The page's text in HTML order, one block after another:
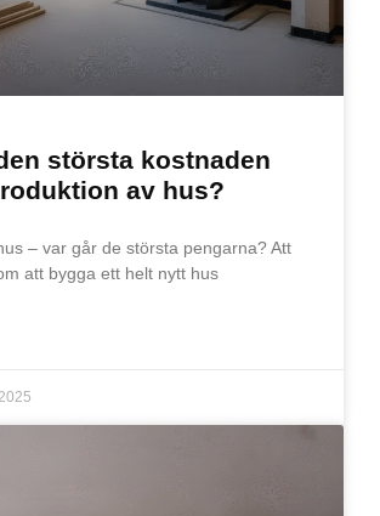
största kostnaden
av hus?
– var går de största pengarna? Att
att bygga ett helt nytt hus